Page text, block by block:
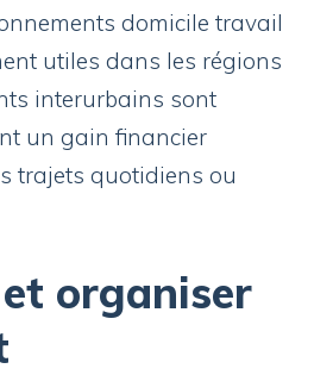
domicile travail
utiles dans les régions
interurbains sont
un gain financier
trajets quotidiens ou
organiser